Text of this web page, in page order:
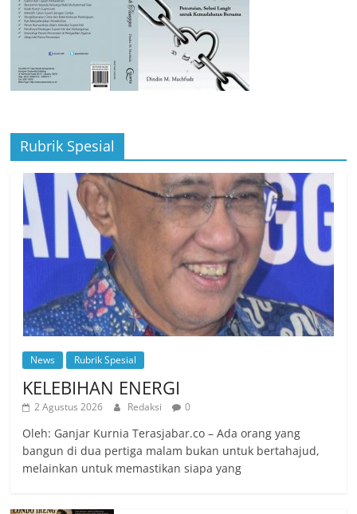
Rubrik Spesial
News Rubrik Spesial
KELEBIHAN ENERGI
2 Agustus 2026 Redaksi 0
Oleh: Ganjar Kurnia Terasjabar.co – Ada orang yang
bangun di dua pertiga malam bukan untuk bertahajud,
melainkan untuk memastikan siapa yang